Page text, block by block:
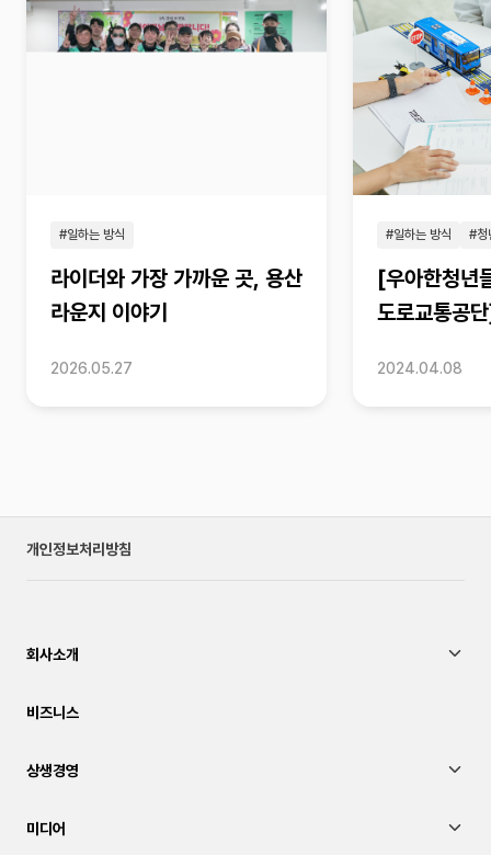
#일하는 방식
라이더와 가장 가까운 곳, 용산
라운지 이야기
2026.05.27
#일하는 방식 #청
[우아한청년
도로교통공
2024.04.08
개인정보처리방침
회사소개
비즈니스
상생경영
미디어